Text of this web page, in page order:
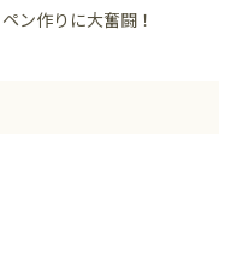
ン作りに大奮闘！